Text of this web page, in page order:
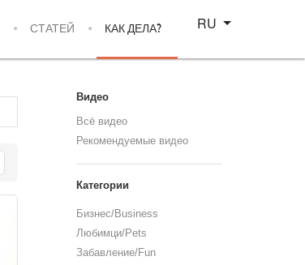
СТАТЕЙ КАК ДЕЛА?
Select your language
RU
Видео
Всё видео
Рекомендуемые видео
Категории
Бизнес/Business
Любимци/Pets
Забавление/Fun